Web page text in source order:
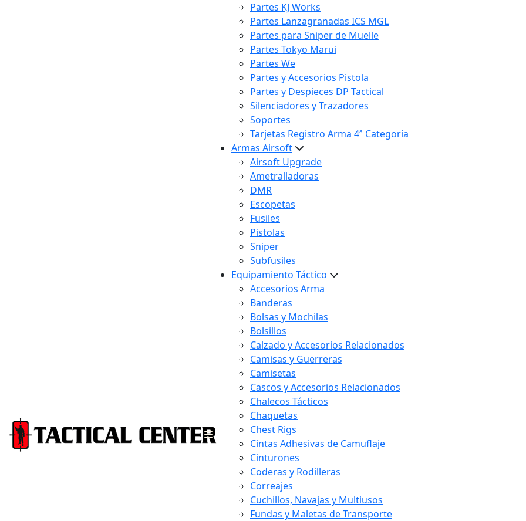
Partes KJ Works
Partes Lanzagranadas ICS MGL
Partes para Sniper de Muelle
Partes Tokyo Marui
Partes We
Partes y Accesorios Pistola
Partes y Despieces DP Tactical
Silenciadores y Trazadores
Soportes
Tarjetas Registro Arma 4ª Categoría
Armas Airsoft
Airsoft Upgrade
Ametralladoras
DMR
Escopetas
Fusiles
Pistolas
Sniper
Subfusiles
Equipamiento Táctico
Accesorios Arma
Banderas
Bolsas y Mochilas
Bolsillos
Calzado y Accesorios Relacionados
Camisas y Guerreras
Camisetas
Cascos y Accesorios Relacionados
Chalecos Tácticos
Chaquetas
Chest Rigs
Cintas Adhesivas de Camuflaje
Cinturones
Coderas y Rodilleras
Correajes
Cuchillos, Navajas y Multiusos
Fundas y Maletas de Transporte